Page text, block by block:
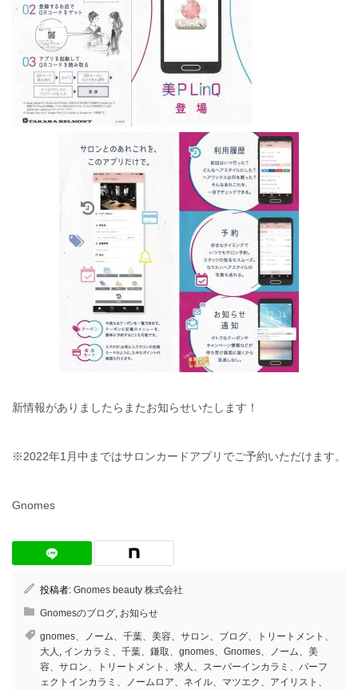
新情報がありましたらまたお知らせいたします！
※2022年1月中まではサロンカードアプリでご予約いただけます。
Gnomes
投稿者: Gnomes beauty 株式会社
Gnomesのブログ お知らせ
gnomes、ノーム、千葉、美容、サロン、ブログ、トリートメント、
大人
インカラミ、千葉、鎌取、gnomes、Gnomes、ノーム、美
容、サロン、トリートメント、求人、スーパーインカラミ、パーフ
ェクトインカラミ、ノームロア、ネイル、マツエク、アイリスト、